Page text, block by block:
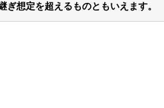
想定を超えるものともいえます。